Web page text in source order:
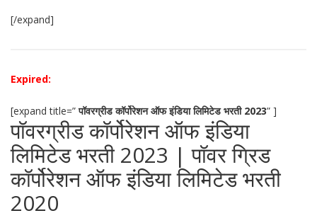
[/expand]
Expired:
[expand title=”पॉवरग्रीड कॉर्पोरेशन ऑफ इंडिया लिमिटेड भरती 2023” ]
पॉवरग्रीड कॉर्पोरेशन ऑफ इंडिया
लिमिटेड भरती 2023 | पॉवर ग्रिड
कॉर्पोरेशन ऑफ इंडिया लिमिटेडभरती
2020